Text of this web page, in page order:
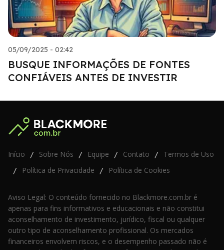
05/09/2025 - 02:42
BUSQUE INFORMAÇÕES DE FONTES
CONFIÁVEIS ANTES DE INVESTIR
Início / Sobre Nós / Equipe / Contato / Termos de Uso
/ Política de Privacidade / Política de Cookies
Aviso Legal: O conteúdo fornecido no Blackmore.com.br é
apenas para fins informativos e educacionais e não constitui
aconselhamento de investimento, jurídico, fiscal ou qualquer
outro tipo de aconselhamento profissional. Os mercados
financeiros envolvem riscos, e o desempenho passado não é